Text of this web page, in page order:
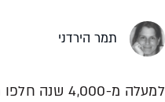
תמר הירדני
למעלה מ-4,000